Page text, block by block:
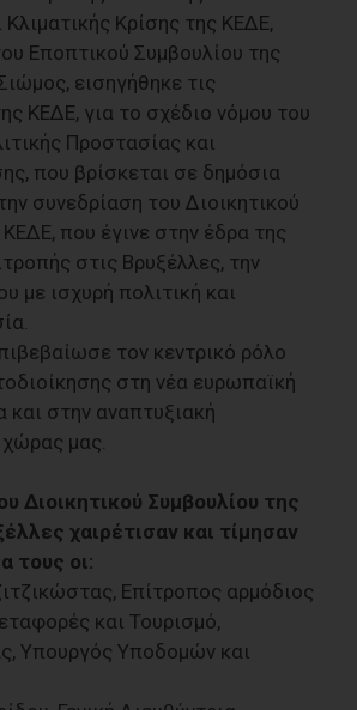
Κρίσης της ΚΕΔΕ,
Εποπτικού Συμβουλίου της
εισηγήθηκε τις
ΚΕΔΕ, για το σχέδιο νόμου του
Προστασίας και
που βρίσκεται σε δημόσια
συνεδρίαση του Διοικητικού
που έγινε στην έδρα της
στις Βρυξέλλες, την
με ισχυρή πολιτική και
τον κεντρικό ρόλο
στη νέα ευρωπαϊκή
και στην αναπτυξιακή
μας.
Διοικητικού Συμβουλίου της
χαιρέτισαν και τίμησαν
τους οι:
Επίτροπος αρμόδιος
και Τουρισμό,
Υπουργός Υποδομών και